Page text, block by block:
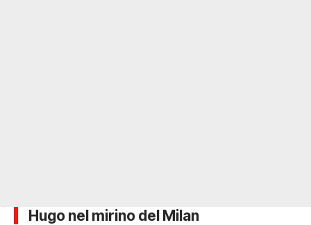
Hugo nel mirino del Milan